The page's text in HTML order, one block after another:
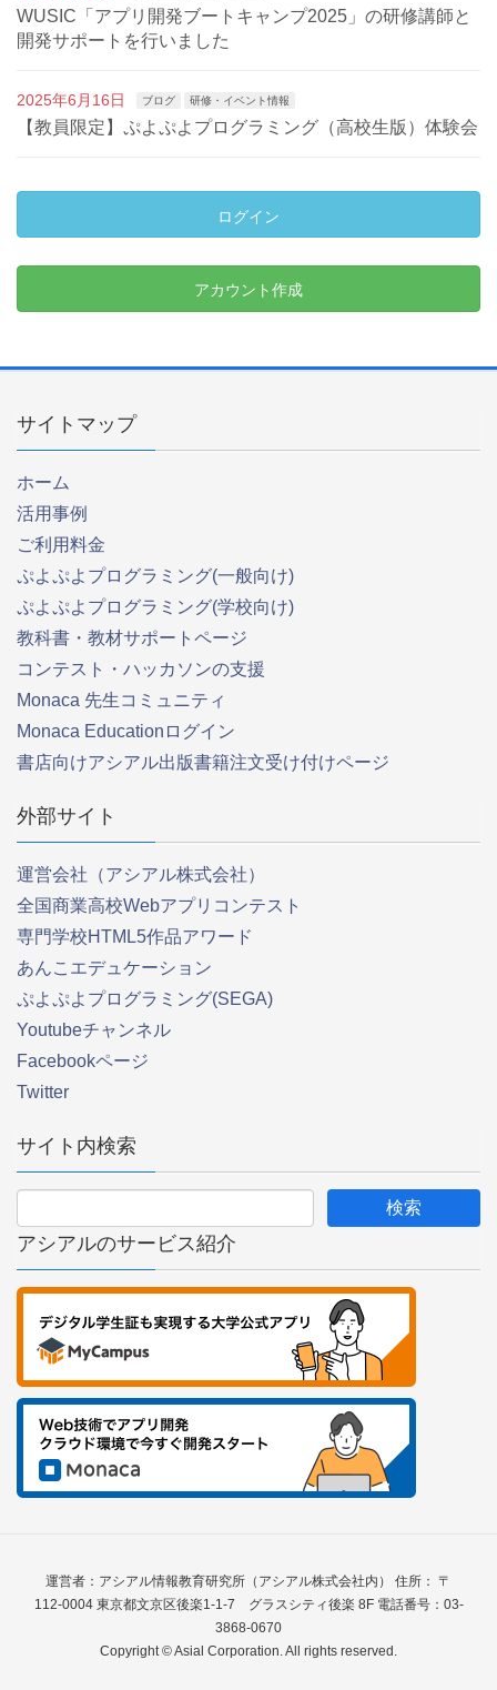
WUSIC「アプリ開発ブートキャンプ2025」の研修講師と
開発サポートを行いました
2025年6月16日 ブログ 研修・イベント情報
【教員限定】ぷよぷよプログラミング（高校生版）体験会
ログイン
アカウント作成
サイトマップ
ホーム
活用事例
ご利用料金
ぷよぷよプログラミング(一般向け)
ぷよぷよプログラミング(学校向け)
教科書・教材サポートページ
コンテスト・ハッカソンの支援
Monaca 先生コミュニティ
Monaca Educationログイン
書店向けアシアル出版書籍注文受け付けページ
外部サイト
運営会社（アシアル株式会社）
全国商業高校Webアプリコンテスト
専門学校HTML5作品アワード
あんこエデュケーション
ぷよぷよプログラミング(SEGA)
Youtubeチャンネル
Facebookページ
Twitter
サイト内検索
アシアルのサービス紹介
運営者：アシアル情報教育研究所（アシアル株式会社内） 住所： 〒
112-0004 東京都文京区後楽1-1-7 グラスシティ後楽 8F 電話番号：03-
3868-0670
Copyright © Asial Corporation. All rights reserved.